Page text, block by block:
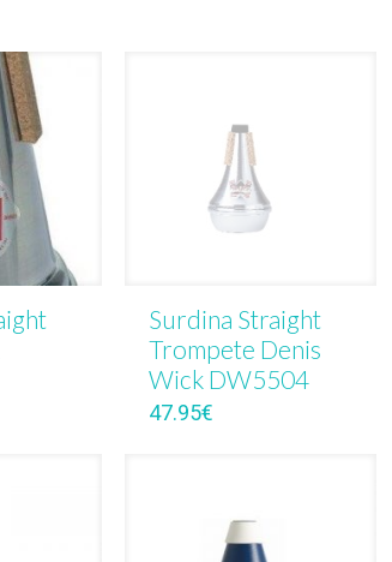
Surdina Straight
Trompete Denis
Wick DW5504
47.95€